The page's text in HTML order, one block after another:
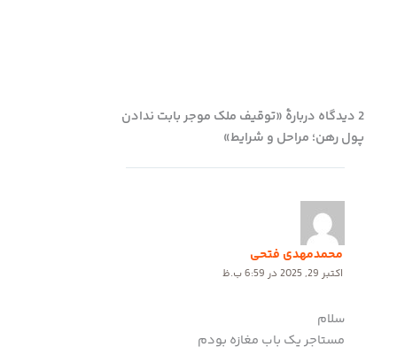
2 دیدگاه دربارهٔ «توقیف ملک موجر بابت ندادن
پول رهن؛ مراحل و شرایط»
محمدمهدی فتحی
اکتبر 29, 2025 در 6:59 ب.ظ
سلام‌
مستاجر یک باب مغازه بودم